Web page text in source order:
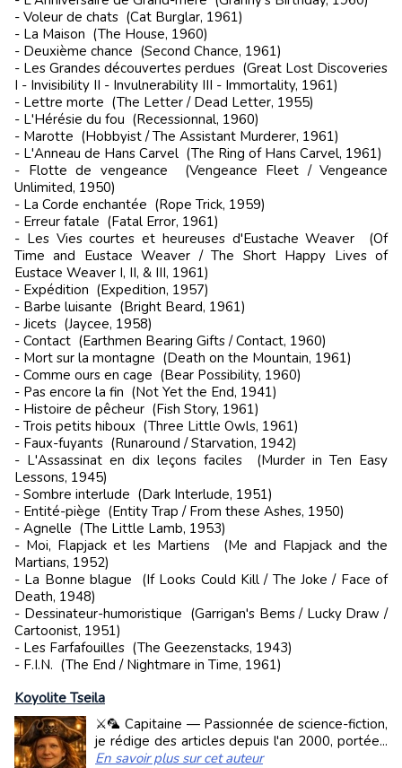
- Voleur de chats (Cat Burglar, 1961)
- La Maison (The House, 1960)
- Deuxième chance (Second Chance, 1961)
- Les Grandes découvertes perdues (Great Lost Discoveries
I - Invisibility II - Invulnerability III - Immortality, 1961)
- Lettre morte (The Letter / Dead Letter, 1955)
- L'Hérésie du fou (Recessionnal, 1960)
- Marotte (Hobbyist / The Assistant Murderer, 1961)
- L'Anneau de Hans Carvel (The Ring of Hans Carvel, 1961)
- Flotte de vengeance (Vengeance Fleet / Vengeance
Unlimited, 1950)
- La Corde enchantée (Rope Trick, 1959)
- Erreur fatale (Fatal Error, 1961)
- Les Vies courtes et heureuses d'Eustache Weaver (Of
Time and Eustace Weaver / The Short Happy Lives of
Eustace Weaver I, II, & III, 1961)
- Expédition (Expedition, 1957)
- Barbe luisante (Bright Beard, 1961)
- Jicets (Jaycee, 1958)
- Contact (Earthmen Bearing Gifts / Contact, 1960)
- Mort sur la montagne (Death on the Mountain, 1961)
- Comme ours en cage (Bear Possibility, 1960)
- Pas encore la fin (Not Yet the End, 1941)
- Histoire de pêcheur (Fish Story, 1961)
- Trois petits hiboux (Three Little Owls, 1961)
- Faux-fuyants (Runaround / Starvation, 1942)
- L'Assassinat en dix leçons faciles (Murder in Ten Easy
Lessons, 1945)
- Sombre interlude (Dark Interlude, 1951)
- Entité-piège (Entity Trap / From these Ashes, 1950)
- Agnelle (The Little Lamb, 1953)
- Moi, Flapjack et les Martiens (Me and Flapjack and the
Martians, 1952)
- La Bonne blague (If Looks Could Kill / The Joke / Face of
Death, 1948)
- Dessinateur-humoristique (Garrigan's Bems / Lucky Draw /
Cartoonist, 1951)
- Les Farfafouilles (The Geezenstacks, 1943)
- F.I.N. (The End / Nightmare in Time, 1961)
Koyolite Tseila
⚔️🦜 Capitaine — Passionnée de science-fiction,
je rédige des articles depuis l'an 2000, portée...
En savoir plus sur cet auteur